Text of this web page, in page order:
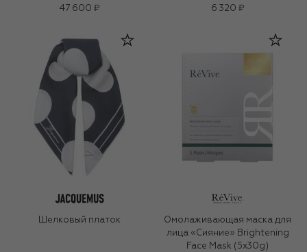
47 600 ₽
6 320 ₽
Шелковый платок
Омолаживающая маска для
лица «Сияние» Brightening
Face Mask (5х30g)